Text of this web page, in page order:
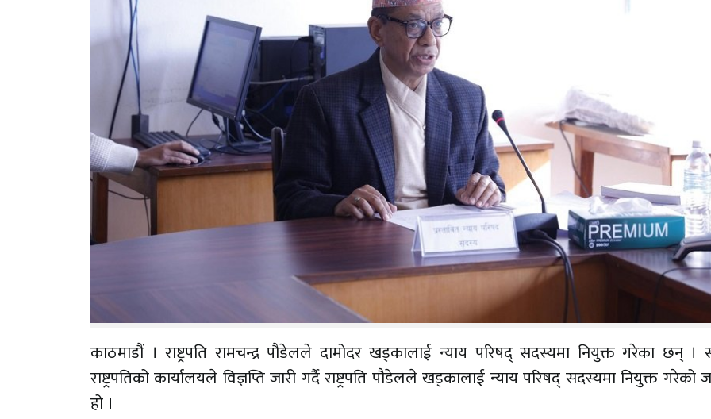
काठमाडौं । राष्ट्रपति रामचन्द्र पौडेलले दामोदर खड्कालाई न्याय परिषद् सदस्यमा नियुक्त गरेका छन् ।
राष्ट्रपतिको कार्यालयले विज्ञप्ति जारी गर्दै राष्ट्रपति पौडेलले खड्कालाई न्याय परिषद् सदस्यमा नियुक्त गरेको
हो ।